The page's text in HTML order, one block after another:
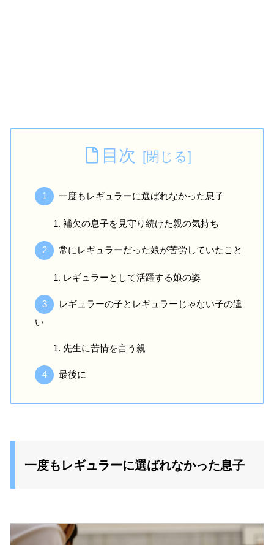
目次
一度もレギュラーに選ばれなかった息子
補欠の息子を見守り続けた親の気持ち
常にレギュラーだった娘が苦労していたこと
レギュラーとして活躍する娘の姿
レギュラーの子とレギュラーじゃない子の違
い
先生に苦情を言う親
最後に
一度もレギュラーに選ばれなかった息子